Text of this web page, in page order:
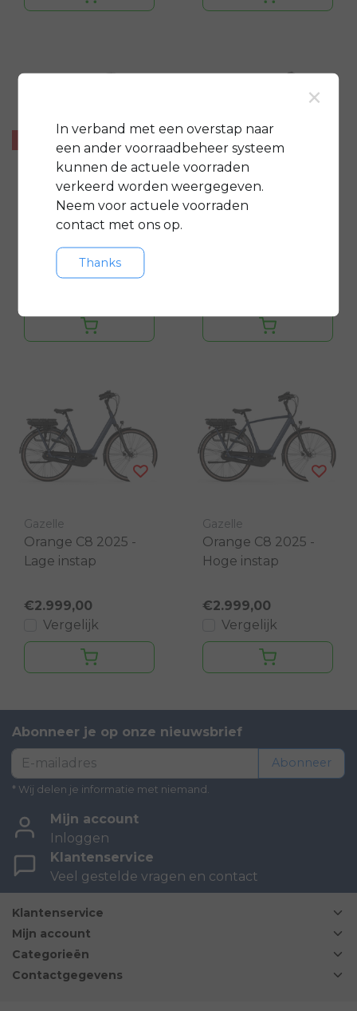
Gazelle
Cayo C1
€3.199,00 €3.599,00
Gazelle
Cayo C310
Gazelle
Orange C8 2025 -
Lage instap
€2.999,00
Vergelijk
Gazelle
Orange C8 2025 -
Hoge instap
€2.999,00
Vergelijk
Abonneer je op onze nieuwsbrief
Abonneer
* Wij delen je informatie met niemand.
Mijn account
Inloggen
Klantenservice
Veel gestelde vragen en contact
Klantenservice
Mijn account
Categorieën
Contactgegevens
×
In verband met een overstap naar
een ander voorraadbeheer systeem
kunnen de actuele voorraden
verkeerd worden weergegeven.
Neem voor actuele voorraden
contact met ons op.
Thanks